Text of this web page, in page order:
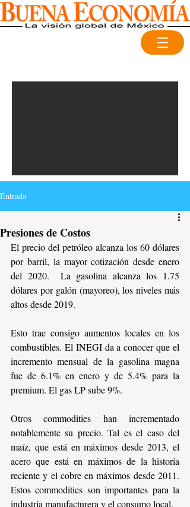
Entrada
Presiones de Costos
El precio del petróleo alcanza los 60 dólares
por barril, la mayor cotización desde enero
del 2020.  La gasolina alcanza los 1.75
dólares por galón (mayoreo), los niveles más
altos desde 2019.
Esto trae consigo aumentos locales en los
combustibles. El INEGI da a conocer que el
incremento mensual de la gasolina magna
fue de 6.1% en enero y de 5.4% para la
premium. El gas LP sube 9%.
Otros commodities han incrementado
notablemente su precio. Tal es el caso del
maíz, que está en máximos desde 2013, el
acero que está en máximos de la historia
reciente y el cobre en máximos desde 2011.
Estos commodities son importantes para la
industria manufacturera y el consumo local.